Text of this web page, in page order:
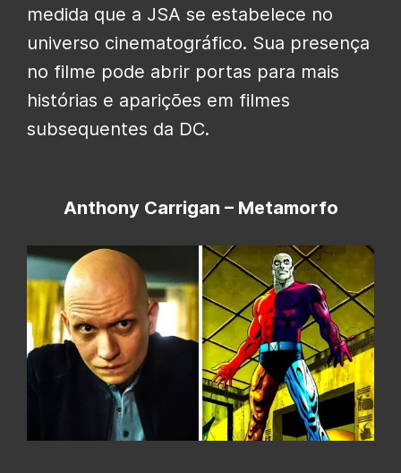
medida que a JSA se estabelece no
universo cinematográfico. Sua presença
no filme pode abrir portas para mais
histórias e aparições em filmes
subsequentes da DC.
Anthony Carrigan – Metamorfo